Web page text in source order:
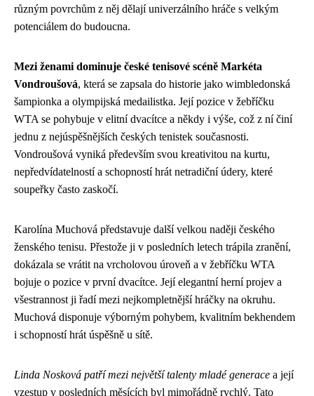
různým povrchům z něj dělají univerzálního hráče s velkým
potenciálem do budoucna.
Mezi ženami dominuje české tenisové scéně Markéta
Vondroušová, která se zapsala do historie jako wimbledonská
šampionka a olympijská medailistka. Její pozice v žebříčku
WTA se pohybuje v elitní dvacítce a někdy i výše, což z ní činí
jednu z nejúspěšnějších českých tenistek současnosti.
Vondroušová vyniká především svou kreativitou na kurtu,
nepředvídatelností a schopností hrát netradiční údery, které
soupeřky často zaskočí.
Karolína Muchová představuje další velkou naději českého
ženského tenisu. Přestože ji v posledních letech trápila zranění,
dokázala se vrátit na vrcholovou úroveň a v žebříčku WTA
bojuje o pozice v první dvacítce. Její elegantní herní projev a
všestrannost ji řadí mezi nejkompletnější hráčky na okruhu.
Muchová disponuje výborným pohybem, kvalitním bekhendem
i schopností hrát úspěšně u sítě.
Linda Nosková patří mezi největší talenty mladé generace a její
vzestup v posledních měsících byl mimořádně rychlý. Tato